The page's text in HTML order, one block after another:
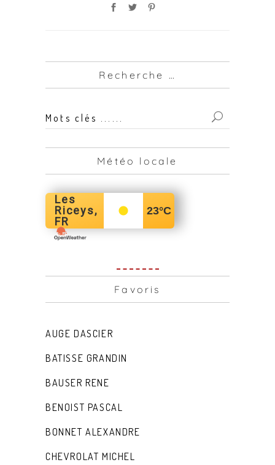
Recherche …
Mots
clés
...
Météo locale
Les
Riceys,
FR
23°C
Favoris
AUGE DASCIER
BATISSE GRANDIN
BAUSER RENE
BENOIST PASCAL
BONNET ALEXANDRE
CHEVROLAT MICHEL